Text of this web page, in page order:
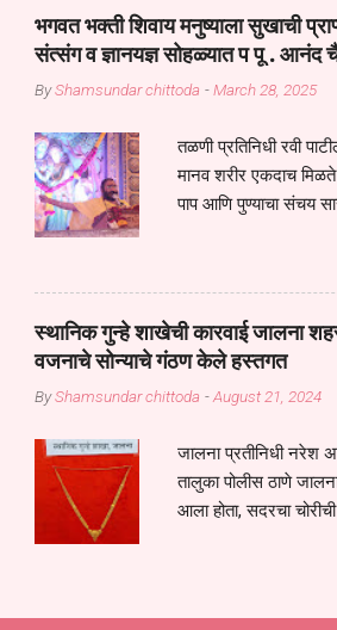
सप्रदायच खूप मोठा आधार आहे सध्य स्थितीत
गरजा कीती कमी आहेत यांची जाणीव आपल्या
आधार असते परतू आज काल तीच साधना
भगवत भक्ती शिवाय मनुष्याला सुखाची
संत्संग व ज्ञानयज्ञ सोहळ्यात प पू . आनंद
ByShamsundar chittoda -March 28, 2025
तळणी प्रतिनिधी रवी
मानव शरीर एकदाच
पाप आणि पुण्याचा संचय
शरिराला इंतर सुंगधाचे
चार कुपा या मनुष्यावर
नरदेहाचा उद्धार होतो
शिष्य आनंद चैतन्य बापू
संत्संगाचे आयोजन
या संसारात तुम्हाला
स्थानिक गुन्हे शाखेची कारवाई जालना
वजनाचे सोन्याचे गंठण केले हस्तगत
ByShamsundar chittoda -August 21, 2024
जालना प्रतीनिधी नरेश
तालुका पोलीस ठाणे
आला होता, सदरचा
निरीक्षक पंकज जाधव
अनुषंगाने दिनांक 20